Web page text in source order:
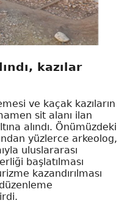
kazılar
ve kaçak kazıların
sit alanı ilan
alındı. Önümüzdeki
yüzlerce arkeolog,
uluslararası
başlatılması
kazandırılması